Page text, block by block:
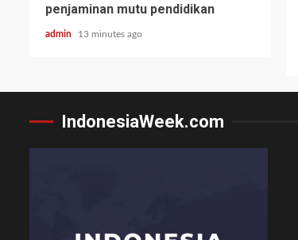
penjaminan mutu pendidikan
admin 13 minutes ago
IndonesiaWeek.com